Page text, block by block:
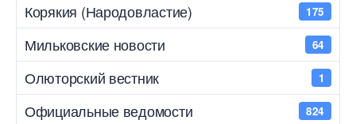
Корякия (Народовластие) 175
Мильковские новости 64
Олюторский вестник 1
Официальные ведомости 824